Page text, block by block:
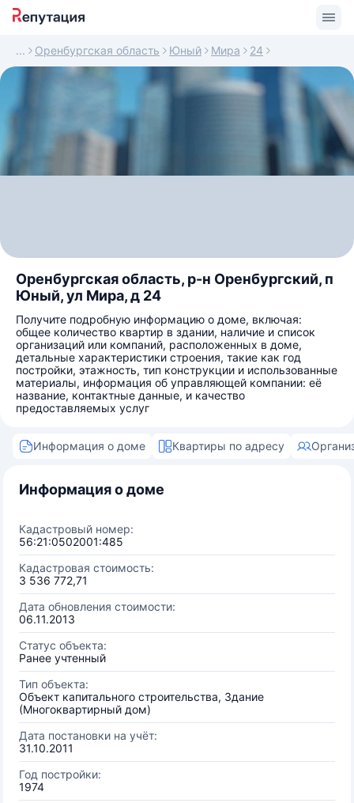
Оренбургская область Юный Мира 24
Оренбургская область, р-н Оренбургский, п
Юный, ул Мира, д 24
Получите подробную информацию о доме, включая:
общее количество квартир в здании, наличие и список
организаций или компаний, расположенных в доме,
детальные характеристики строения, такие как год
постройки, этажность, тип конструкции и использованные
материалы, информация об управляющей компании: её
название, контактные данные, и качество
предоставляемых услуг
Информация о доме Квартиры по адресу
Информация о доме
Кадастровый номер:
56:21:0502001:485
Кадастровая стоимость:
3 536 772,71
Дата обновления стоимости:
06.11.2013
Статус объекта:
Ранее учтенный
Тип объекта:
Объект капитального строительства, Здание
(Многоквартирный дом)
Дата постановки на учёт:
31.10.2011
Год постройки:
1974